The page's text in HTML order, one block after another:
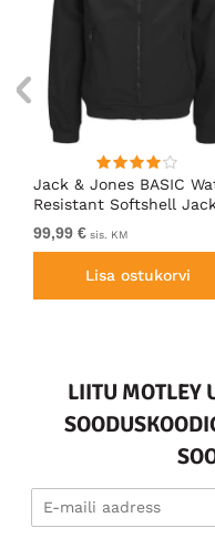
Jack & Jones BASIC
Resistant Softshell
Black
99,99 € sis. KM
Lisa ostukorvi
LIITU MOTLEY